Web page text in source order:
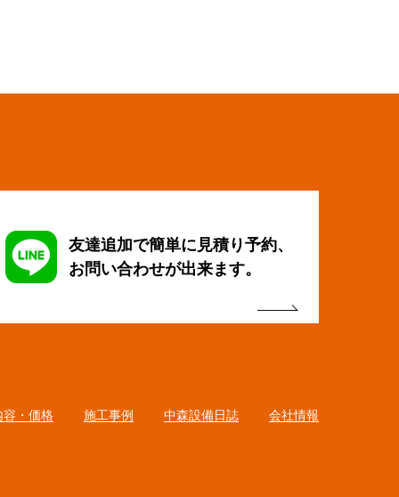
友達追加で簡単に見積り予約、
お問い合わせが出来ます。
容・価格 施工事例 中森設備日誌 会社情報